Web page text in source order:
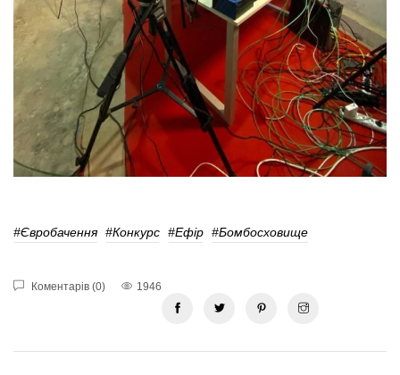
#Євробачення #конкурс #Ефір #Бомбосховище
Коментарів (0) 1946